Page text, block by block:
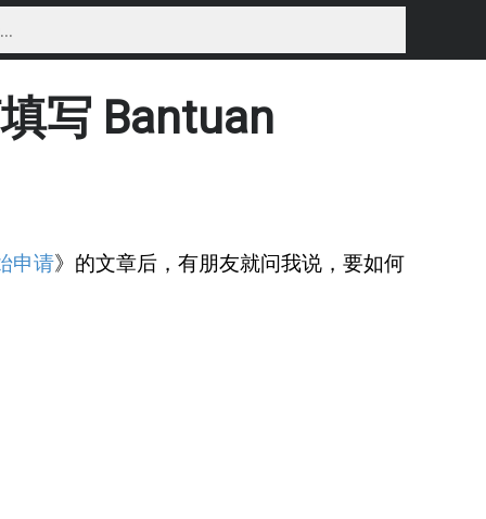
写 Bantuan
申请》的文章后，有朋友就问我说，要如何